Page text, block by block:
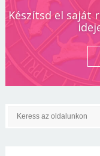
Készítsd el saját